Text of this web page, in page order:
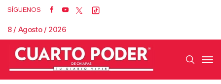
SÍGUENOS
8 / Agosto / 2026